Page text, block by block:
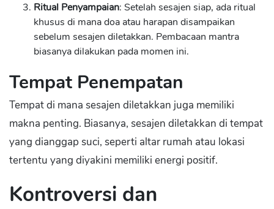
Ritual Penyampaian: Setelah sesajen siap, ada ritual
khusus di mana doa atau harapan disampaikan
sebelum sesajen diletakkan. Pembacaan mantra
biasanya dilakukan pada momen ini.
Tempat Penempatan
Tempat di mana sesajen diletakkan juga memiliki
makna penting. Biasanya, sesajen diletakkan di tempat
yang dianggap suci, seperti altar rumah atau lokasi
tertentu yang diyakini memiliki energi positif.
Kontroversi dan